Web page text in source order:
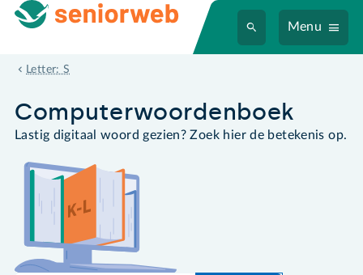
Menu
Letter: S
schijf
Computer­woordenboek
Lastig digitaal woord gezien? Zoek hier de betekenis op.